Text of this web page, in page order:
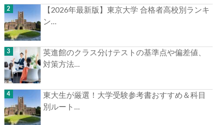
【2026年最新版】東京大学 合格者高校別ランキ
ン...
英進館のクラス分けテストの基準点や偏差値、
対策方法...
東大生が厳選！大学受験参考書おすすめ＆科目
別ルート...